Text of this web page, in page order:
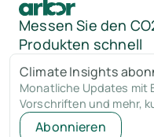
Messen Sie den
Produkten schnell
Climate Insights
Monatliche Updates mit
Vorschriften und mehr,
Abonnieren